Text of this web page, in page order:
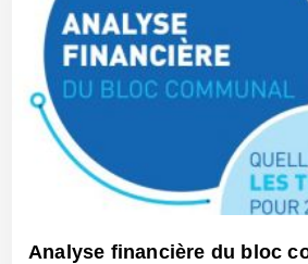
Analyse financière du bloc